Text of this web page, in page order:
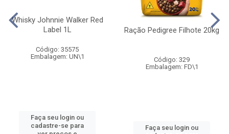
Whisky Johnnie Walker Red
Label 1L
Código: 35575
Embalagem: UN\1
Faça seu login ou
cadastre-se para
Ração Pedigree Filhote 20kg
Código: 329
Embalagem: FD\1
Faça seu login ou